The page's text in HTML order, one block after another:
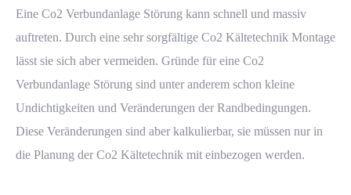
Eine Co2 Verbundanlage Störung kann schnell und massiv
auftreten. Durch eine sehr sorgfältige Co2 Kältetechnik Montage
lässt sie sich aber vermeiden. Gründe für eine Co2
Verbundanlage Störung sind unter anderem schon kleine
Undichtigkeiten und Veränderungen der Randbedingungen.
Diese Veränderungen sind aber kalkulierbar, sie müssen nur in
die Planung der Co2 Kältetechnik mit einbezogen werden.